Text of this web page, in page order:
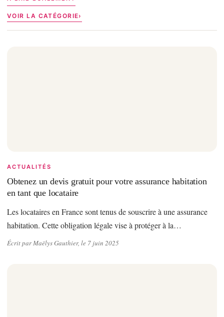
VOIR LA CATÉGORIE
ACTUALITÉS
Obtenez un devis gratuit pour votre assurance habitation
en tant que locataire
Les locataires en France sont tenus de souscrire à une assurance
habitation. Cette obligation légale vise à protéger à la…
Écrit par Maëlys Gauthier, le 7 juin 2025